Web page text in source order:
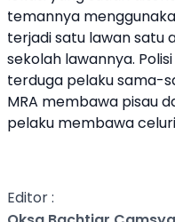
temannya
terjadi satu lawan satu
sekolah lawannya.
terduga pelaku sama-
MRA membawa pisau
pelaku membawa
Editor :